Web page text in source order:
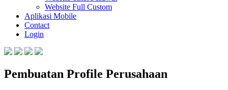
Website Full Custom
Aplikasi Mobile
Contact
Login
Pembuatan Profile Perusahaan